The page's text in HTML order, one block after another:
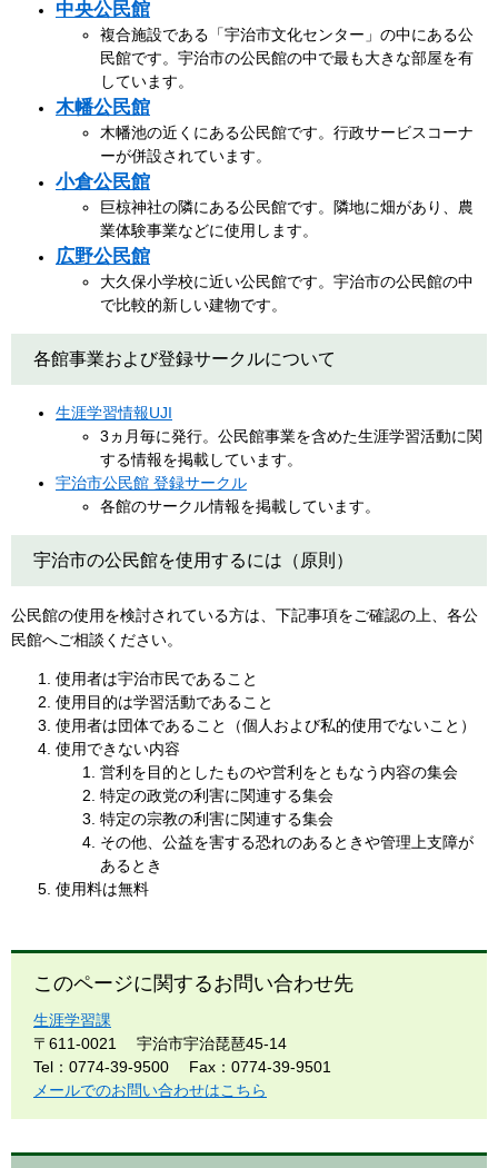
中央公民館
​複合施設である「宇治市文化センター」の中にある公
民館です。宇治市の公民館の中で最も大きな部屋を有
しています。
木幡公民館
木幡池の近くにある公民館です。行政サービスコーナ
ーが併設されています。
小倉公民館
巨椋神社の隣にある公民館です。隣地に畑があり、農
業体験事業などに使用します。
広野公民館
大久保小学校に近い公民館です。宇治市の公民館の中
で比較的新しい建物です。
各館事業および登録サークルについて
生涯学習情報UJI
3ヵ月毎に発行。公民館事業を含めた生涯学習活動に関
する情報を掲載しています。
宇治市公民館 登録サークル
各館のサークル情報を掲載しています。
宇治市の公民館を使用するには（原則）
公民館の使用を検討されている方は、下記事項をご確認の上、各公
民館へご相談ください。
使用者は宇治市民であること
使用目的は学習活動であること
使用者は団体であること（個人および私的使用でないこと）
使用できない内容
営利を目的としたものや営利をともなう内容の集会
特定の政党の利害に関連する集会
特定の宗教の利害に関連する集会
その他、公益を害する恐れのあるときや管理上支障が
あるとき
使用料は無料
このページに関するお問い合わせ先
生涯学習課
〒611-0021
宇治市宇治琵琶45-14
Tel：0774-39-9500
Fax：0774-39-9501
メールでのお問い合わせはこちら